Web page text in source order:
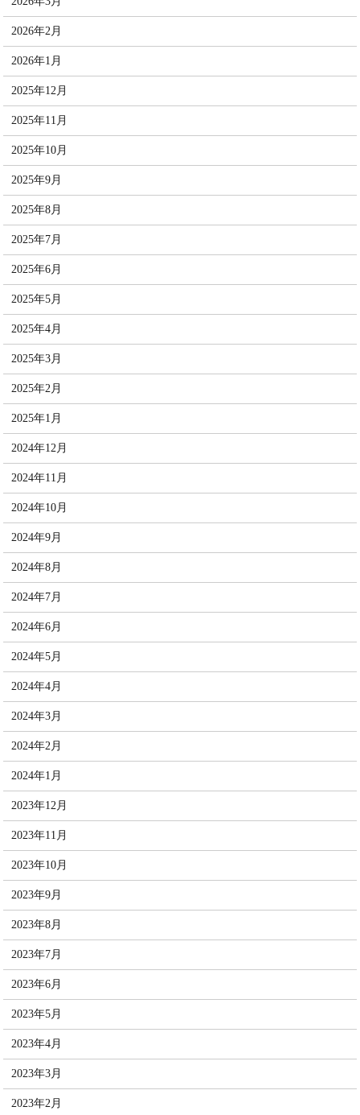
2026年2月
2026年1月
2025年12月
2025年11月
2025年10月
2025年9月
2025年8月
2025年7月
2025年6月
2025年5月
2025年4月
2025年3月
2025年2月
2025年1月
2024年12月
2024年11月
2024年10月
2024年9月
2024年8月
2024年7月
2024年6月
2024年5月
2024年4月
2024年3月
2024年2月
2024年1月
2023年12月
2023年11月
2023年10月
2023年9月
2023年8月
2023年7月
2023年6月
2023年5月
2023年4月
2023年3月
2023年2月